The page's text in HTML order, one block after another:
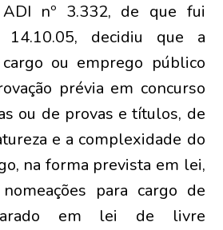
nº 3.332, de que fui
decidiu que a
ou emprego público
prévia em concurso
ou de provas e títulos, de
e a complexidade do
na forma prevista em lei,
para cargo de
em lei de livre